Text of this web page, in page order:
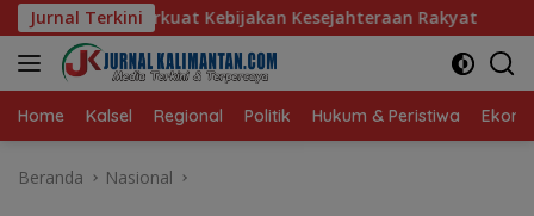
Langsung
ke
konten
Jurnal Terkini
Kesejahteraan Rakyat Baru 10 Persen,
Home Kalsel Regional Politik Hukum & Peristiwa
Beranda Nasional